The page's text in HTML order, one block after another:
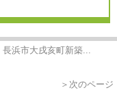
長浜市大戌亥町新築...
＞次のページ